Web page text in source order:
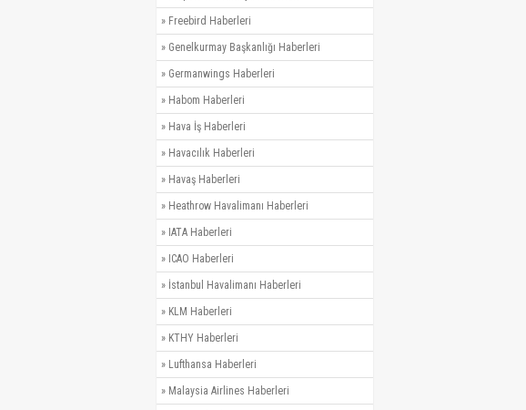
» Freebird Haberleri
» Genelkurmay Başkanlığı Haberleri
» Germanwings Haberleri
» Habom Haberleri
» Hava İş Haberleri
» Havacılık Haberleri
» Havaş Haberleri
» Heathrow Havalimanı Haberleri
» IATA Haberleri
» ICAO Haberleri
» İstanbul Havalimanı Haberleri
» KLM Haberleri
» KTHY Haberleri
» Lufthansa Haberleri
» Malaysia Airlines Haberleri